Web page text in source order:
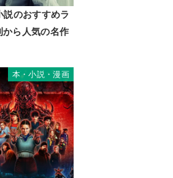
説のおすすめラ
から人気の名作
本・小説・漫画